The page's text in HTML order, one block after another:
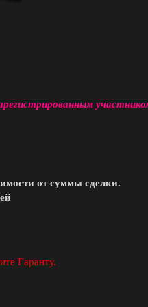
от суммы сделки.
Гаранту.